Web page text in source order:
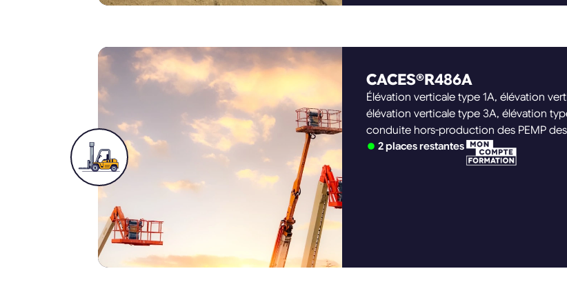
CACES®R486A
Élévation verticale type 1A, élévation
élévation verticale type 3A, élévation
conduite hors-production des PEMP
ou B2 places restantes